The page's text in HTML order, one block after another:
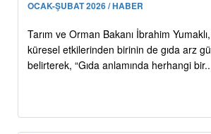
OCAK-ŞUBAT 2026 / HABER
Tarım ve Orman Bakanı İbrahim
küresel etkilerinden birinin de gıda arz
belirterek, “Gıda anlamında herhangi